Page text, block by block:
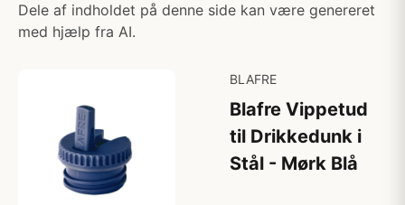
Dele af indholdet på denne side kan være genereret
med hjælp fra AI.
BLAFRE
Blafre Vippetud
til Drikkedunk i
Stål - Mørk Blå